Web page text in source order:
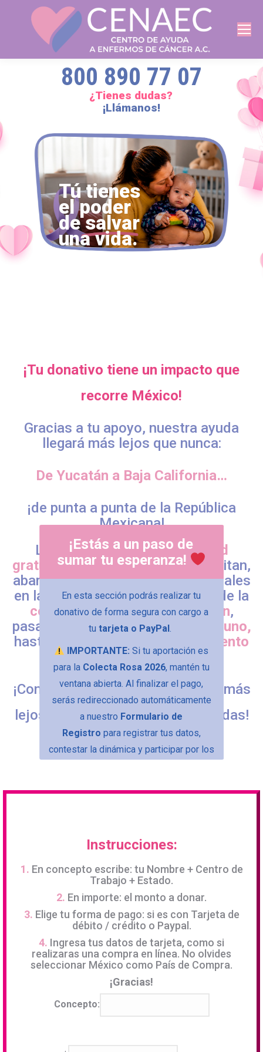
Tú tienes
el poder
de salvar
una vida.
800 890 77 07
¡Llámanos!
¿Tienes dudas?
¡Tu donativo tiene un impacto que
recorre México!
Gracias a tu apoyo, nuestra ayuda
llegará más lejos que nunca:
De Yucatán a Baja California…
¡de punta a punta de la República
Mexicana!
Llevaremos servicios de salud
gratuitosa quienes más lo necesitan,
abarcando todas las etapas cruciales
en la lucha contra el Cáncer: desde la
concientizacióny laprevención,
pasando por eldiagnóstico oportuno,
hasta la
asistencia/acompañamiento
de los casos detectados.
¡Con tu ayuda, estamos llegando más
lejos para salvar y transformar vidas!
¡Estás a un paso de
sumar tu esperanza!
En esta sección podrás realizar tu
donativo de forma segura con cargo a
tutarjeta o PayPal.
IMPORTANTE: Si tu aportación es
para la Colecta Rosa 2026, mantén tu
ventana abierta. Al finalizar el pago,
serás redireccionado automáticamente
a nuestro Formulario de
Registro para registrar tus datos,
contestar la dinámica y participar por los
¡Tu generosidad financia más salud y
Cerrar
Instrucciones:
1. En concepto escribe: tu Nombre + Centro de
Trabajo + Estado.
2. En importe: el monto a donar.
3. Elige tu forma de pago: si es con Tarjeta de
débito / crédito o Paypal.
4. Ingresa tus datos de tarjeta, como si
realizaras una compra en línea. No olvides
seleccionar México como País de Compra.
¡Gracias!
Concepto: